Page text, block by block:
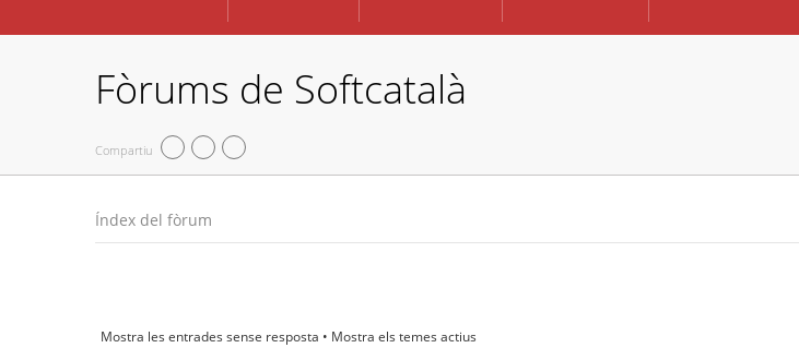
Fòrums de Softcatalà
Compartiu
Índex del fòrum
Mostra les entrades sense resposta • Mostra els temes actius